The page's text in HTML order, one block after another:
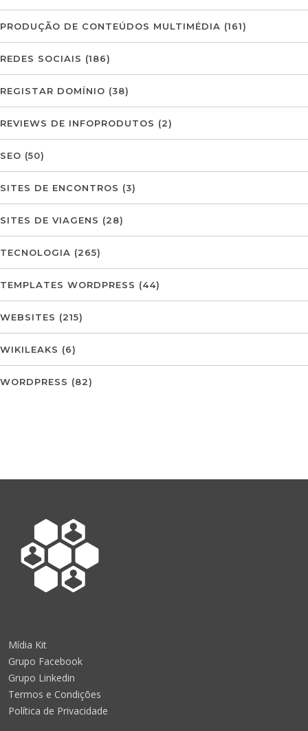
PRODUÇÃO DE CONTEÚDOS MULTIMÉDIA (161)
REDES SOCIAIS (186)
REGISTAR DOMÍNIO (38)
REVIEWS DE INFOPRODUTOS (2)
SEO (50)
SITES DE ENCONTROS (3)
SITES DE VIAGENS (28)
TECNOLOGIA (265)
TEMPLATES WORDPRESS (44)
WEBSITES (215)
WIKILEAKS (6)
WORDPRESS (82)
Mídia Kit
Grupo Facebook
Grupo Linkedin
Termos e Condições
Política de Privacidade